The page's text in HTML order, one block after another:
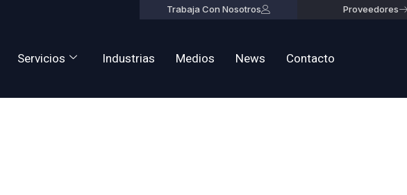
Trabaja Con Nosotros Proveedores
Servicios Industrias Medios News Contacto